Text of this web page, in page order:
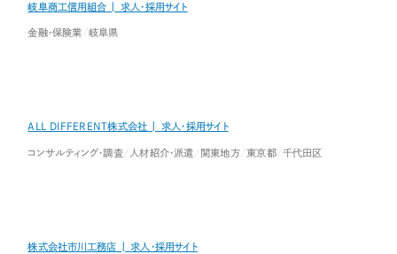
岐阜商工信用組合 | 求人・採用サイト
金融・保険業 岐阜県
ALL DIFFERENT株式会社 | 求人・採用サイト
コンサルティング・調査 人材紹介・派遣 関東地方 東京都 千代田区
株式会社市川工務店 | 求人・採用サイト